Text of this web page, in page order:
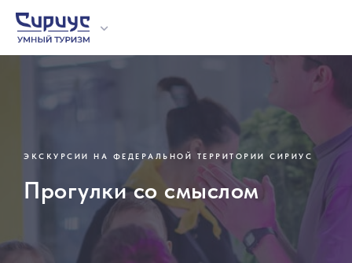
О проекте
Отзывы
Экскурсии
Мастер-
ЭКСКУРСИИ НА ФЕДЕРАЛЬНОЙ ТЕРРИТОРИИ СИРИУС
Прогулки со смыслом